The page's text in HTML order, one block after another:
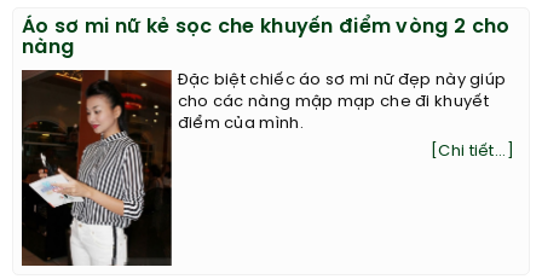
Áo sơ mi nữ kẻ sọc che khuyến điểm vòng 2 cho
nàng
Đặc biệt chiếc áo sơ mi nữ đẹp này giúp
cho các nàng mập mạp che đi khuyết
điểm của mình.
[Chi tiết...]